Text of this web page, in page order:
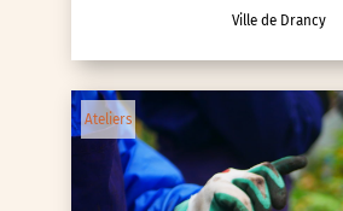
Ville de Drancy
Ateliers